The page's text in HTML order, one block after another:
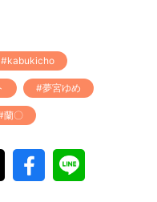
#kabukicho
#夢宮ゆめ
蘭〇